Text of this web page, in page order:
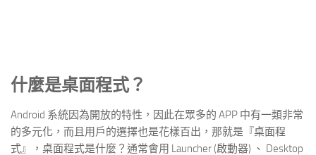
什麼是桌面程式？
Android 系統因為開放的特性，因此在眾多的 APP 中有一類非常
的多元化，而且用戶的選擇也是花樣百出，那就是『桌面程
式』，桌面程式是什麼？通常會用 Launcher (啟動器) 、 Desktop